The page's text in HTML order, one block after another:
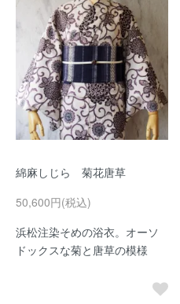
綿麻しじら 菊花唐草
50,600円(税込)
浜松注染そめの浴衣。オーソ
ドックスな菊と唐草の模様